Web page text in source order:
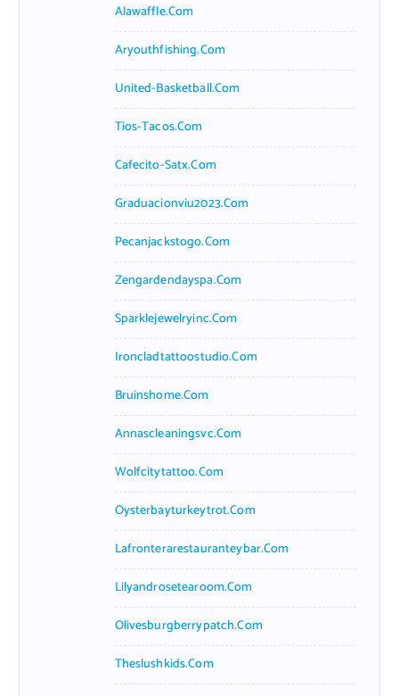
Alawaffle.com
Aryouthfishing.com
United-Basketball.com
Tios-Tacos.com
Cafecito-Satx.com
Graduacionviu2023.com
Pecanjackstogo.com
Zengardendayspa.com
Sparklejewelryinc.com
Ironcladtattoostudio.com
Bruinshome.com
Annascleaningsvc.com
Wolfcitytattoo.com
Oysterbayturkeytrot.com
Lafronterarestauranteybar.com
Lilyandrosetearoom.com
Olivesburgberrypatch.com
Theslushkids.com